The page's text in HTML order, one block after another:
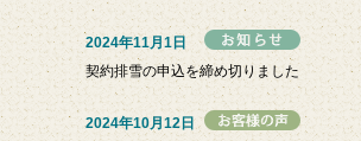
2024年11月1日
契約排雪の申込を締め切りました
2024年10月12日